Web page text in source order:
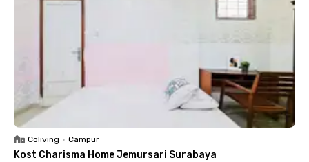
Coliving • Campur
Kost Charisma Home Jemursari Surabaya